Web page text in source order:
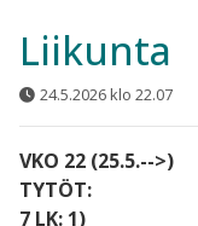
Liikunta
24.5.2026 klo 22.07
VKO 22 (25.5.-->)
TYTÖT:
7 LK: 1)